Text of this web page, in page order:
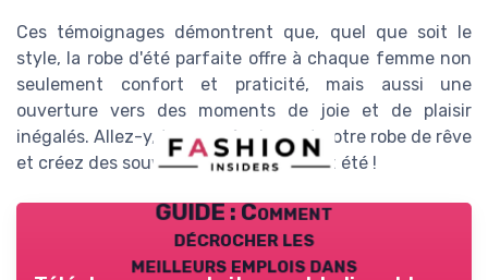
Ces témoignages démontrent que, quel que soit le
style, la robe d'été parfaite offre à chaque femme non
seulement confort et praticité, mais aussi une
ouverture vers des moments de joie et de plaisir
inégalés. Allez-y, trouvez également votre robe de rêve
et créez des souvenirs mémorables cet été !
GUIDE : Comment
décrocher les
meilleurs emplois dans